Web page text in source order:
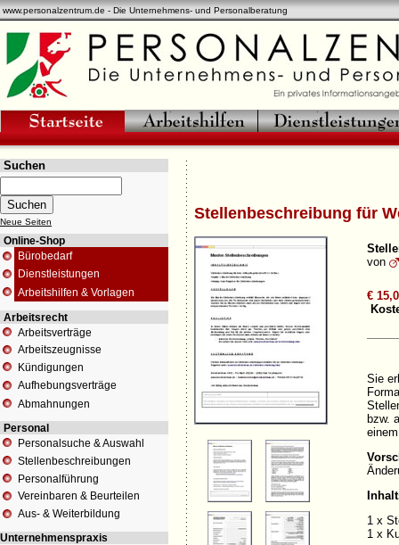
www.personalzentrum.de - Die Unternehmens- und Personalberatung
Suchen
Neue Seiten
Online-Shop
Bürobedarf
Dienstleistungen
Arbeitshilfen & Vorlagen
Arbeitsrecht
Arbeitsverträge
Arbeitszeugnisse
Kündigungen
Aufhebungsverträge
Abmahnungen
Personal
Personalsuche & Auswahl
Stellenbeschreibungen
Personalführung
Vereinbaren & Beurteilen
Aus- & Weiterbildung
Unternehmenspraxis
Stellenbeschreibung für
von
€
Sie
bzw.
1 x
1 x